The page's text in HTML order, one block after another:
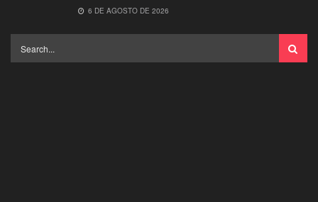
6 DE AGOSTO DE 2026